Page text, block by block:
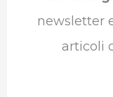
newsletter
articoli